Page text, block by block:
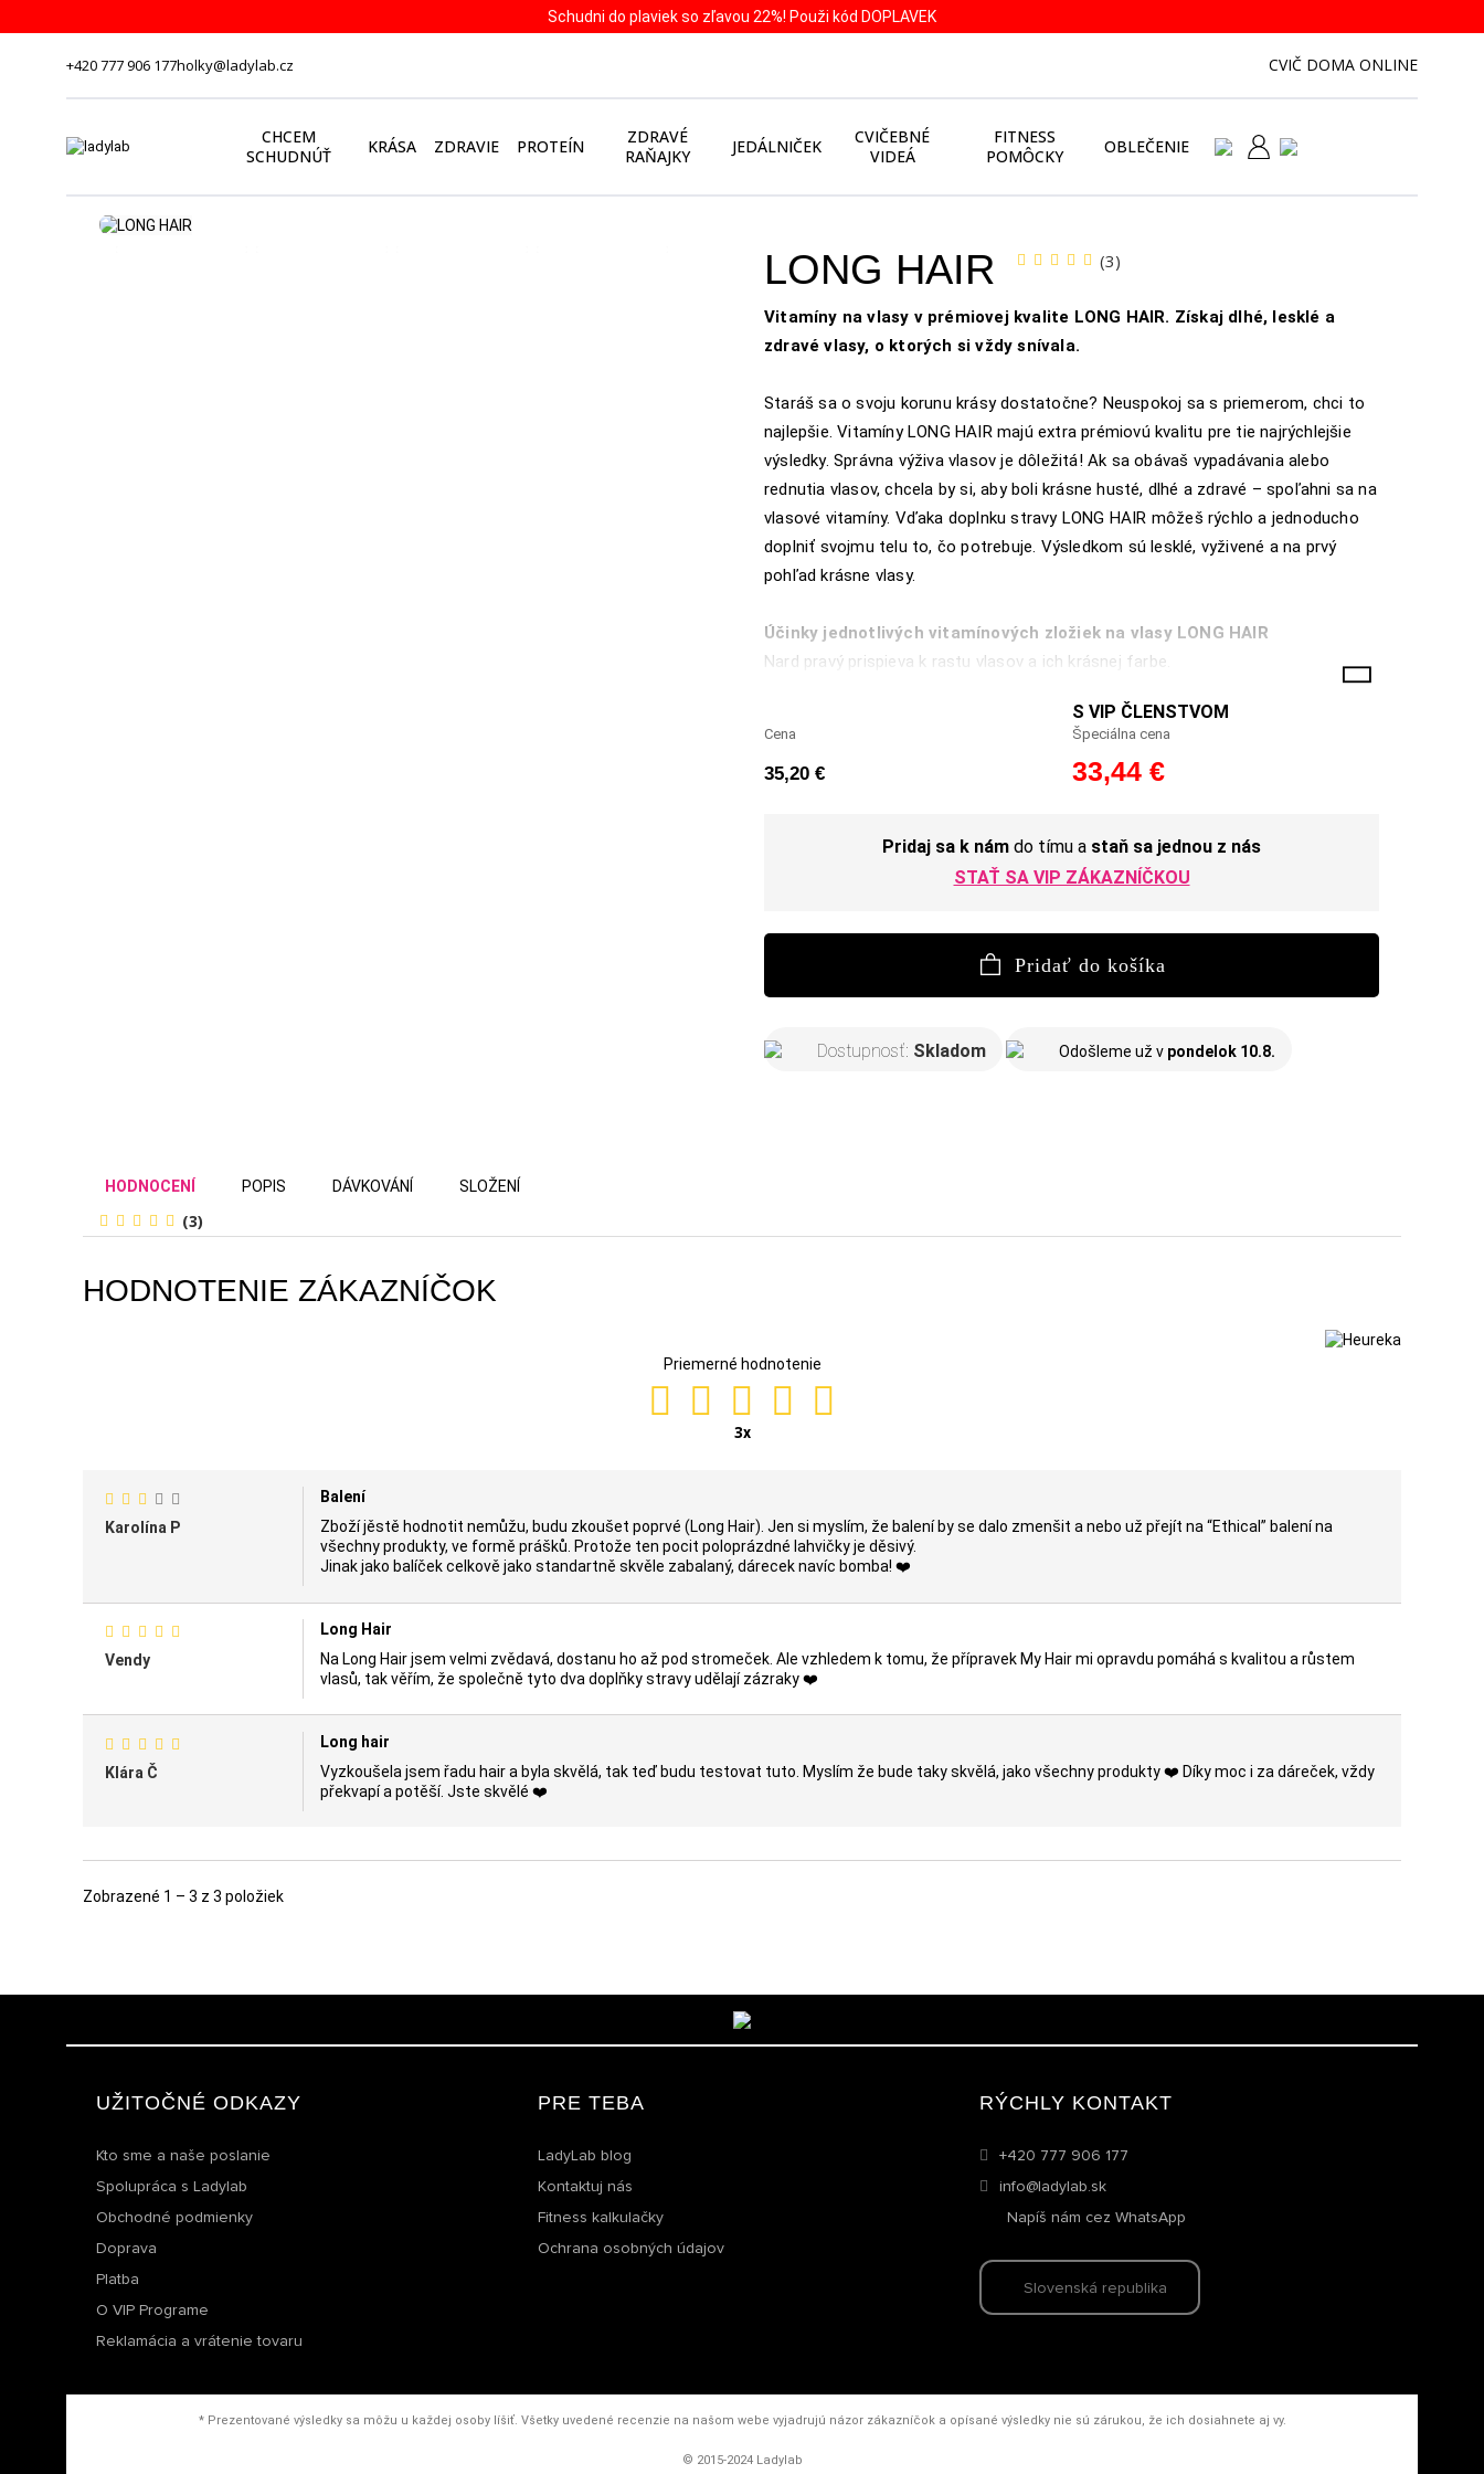
Schudni do plaviek so zľavou 22%! Použi kód DOPLAVEK
+420 777 906 177holky@ladylab.cz CVIČ DOMA ONLINE
CHCEM
SCHUDNÚŤ
KRÁSA ZDRAVIE PROTEÍN
ZDRAVÉ
RAŇAJKY
JEDÁLNIČEK
CVIČEBNÉ
VIDEÁ
FITNESS
POMÔCKY
OBLEČENIE
LONG HAIR (3)
Vitamíny na vlasy v prémiovej kvalite LONG HAIR. Získaj dlhé, lesklé a
zdravé vlasy, o ktorých si vždy snívala.
Staráš sa o svoju korunu krásy dostatočne? Neuspokoj sa s priemerom, chci to
najlepšie. Vitamíny LONG HAIR majú extra prémiovú kvalitu pre tie najrýchlejšie
výsledky. Správna výživa vlasov je dôležitá! Ak sa obávaš vypadávania alebo
rednutia vlasov, chcela by si, aby boli krásne husté, dlhé a zdravé – spoľahni sa na
vlasové vitamíny. Vďaka doplnku stravy LONG HAIR môžeš rýchlo a jednoducho
doplniť svojmu telu to, čo potrebuje. Výsledkom sú lesklé, vyživené a na prvý
pohľad krásne vlasy.
Účinky jednotlivých vitamínových zložiek na vlasy LONG HAIR
Nard pravý prispieva k rastu vlasov a ich krásnej farbe.
- Saw palmetto je aktívna zložka, ktorá pomáha vlasom rásť, aby boli dlhé a
- Rakytník rešetliakový prispieva k normálnemu stavu pokožky.
- Žihľava dvojdomá a lucerna pomáhajú k normálnemu stavu nielen vlasov, ale aj
vlasov a nechtov.
S VIP ČLENSTVOM
Špeciálna cena
33,44 €
Cena
35,20 €
Pridaj sa k nám do tímu a staň sa jednou z nás
STAŤ SA VIP ZÁKAZNÍČKOU
Pridať do košíka
Dostupnosť: Skladom Odošleme už v pondelok 10.8.
HODNOCENÍ
(3)
POPIS DÁVKOVÁNÍ SLOŽENÍ
HODNOTENIE ZÁKAZNÍČOK
Priemerné hodnotenie
3x
Karolína P
Balení
Zboží jěstě hodnotit nemůžu, budu zkoušet poprvé (Long Hair). Jen si myslím, že balení by se dalo zmenšit a nebo už přejít na “Ethical” balení na
všechny produkty, ve formě prášků. Protože ten pocit poloprázdné lahvičky je děsivý.
Jinak jako balíček celkově jako standartně skvěle zabalaný, dárecek navíc bomba! ❤️
Vendy
Long Hair
Na Long Hair jsem velmi zvědavá, dostanu ho až pod stromeček. Ale vzhledem k tomu, že přípravek My Hair mi opravdu pomáhá s kvalitou a růstem
vlasů, tak věřím, že společně tyto dva doplňky stravy udělají zázraky ❤️
Klára Č
Long hair
Vyzkoušela jsem řadu hair a byla skvělá, tak teď budu testovat tuto. Myslím že bude taky skvělá, jako všechny produkty ❤️ Díky moc i za dáreček, vždy
překvapí a potěší. Jste skvělé ❤️
Zobrazené 1 – 3 z 3 položiek
UŽITOČNÉ ODKAZY
Kto sme a naše poslanie
Spolupráca s Ladylab
Obchodné podmienky
Doprava
Platba
O VIP Programe
Reklamácia a vrátenie tovaru
PRE TEBA
LadyLab blog
Kontaktuj nás
Fitness kalkulačky
Ochrana osobných údajov
RÝCHLY KONTAKT
+420 777 906 177
info@ladylab.sk
Napíš nám cez WhatsApp
Slovenská republika
* Prezentované výsledky sa môžu u každej osoby líšiť. Všetky uvedené recenzie na našom webe vyjadrujú názor zákazníčok a opísané výsledky nie sú zárukou, že ich dosiahnete aj vy.
© 2015-2024 Ladylab